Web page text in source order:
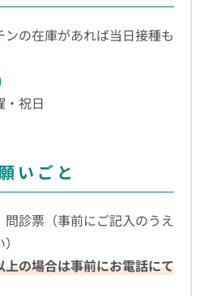
の在庫があれば当日接種も
・祝日
いごと
診票（事前にご記入のうえ
上の場合は事前にお電話にて